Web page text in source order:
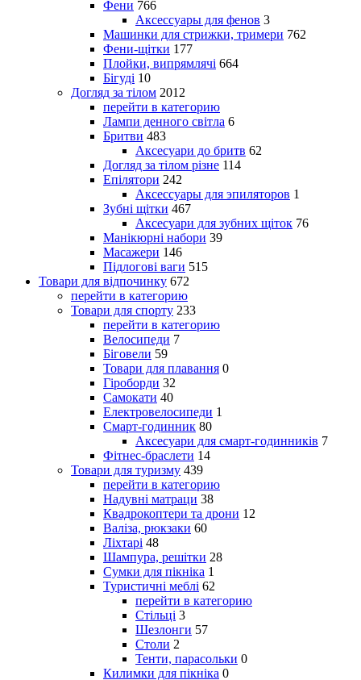
Фени 766
Аксессуары для фенов 3
Машинки для стрижки, тримери 762
Фени-щітки 177
Плойки, випрямлячі 664
Бігуді 10
Догляд за тілом 2012
перейти в категорию
Лампи денного світла 6
Бритви 483
Аксесуари до бритв 62
Догляд за тілом різне 114
Епілятори 242
Аксессуары для эпиляторов 1
Зубні щітки 467
Аксесуари для зубних щіток 76
Манікюрні набори 39
Масажери 146
Підлогові ваги 515
Товари для відпочинку 672
перейти в категорию
Товари для спорту 233
перейти в категорию
Велосипеди 7
Біговели 59
Товари для плавання 0
Гіроборди 32
Самокати 40
Електровелосипеди 1
Смарт-годинник 80
Аксесуари для смарт-годинників 7
Фітнес-браслети 14
Товари для туризму 439
перейти в категорию
Надувні матраци 38
Квадрокоптери та дрони 12
Валіза, рюкзаки 60
Ліхтарі 48
Шампура, решітки 28
Сумки для пікніка 1
Туристичні меблі 62
перейти в категорию
Стільці 3
Шезлонги 57
Столи 2
Тенти, парасольки 0
Килимки для пікніка 0